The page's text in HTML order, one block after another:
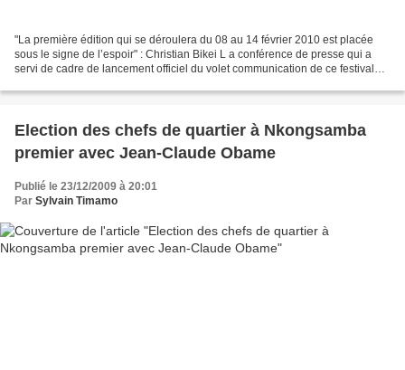
"La première édition qui se déroulera du 08 au 14 février 2010 est placée
sous le signe de l’espoir" : Christian Bikei L a conférence de presse qui a
servi de cadre de lancement officiel du volet communication de ce festival
Election des chefs de quartier à Nkongsamba
premier avec Jean-Claude Obame
Publié le 23/12/2009 à 20:01
Par Sylvain Timamo